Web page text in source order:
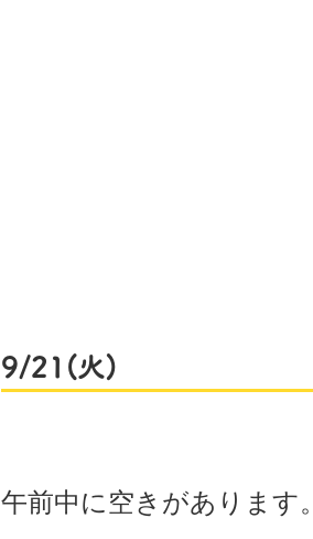
9/21(火)
午前中に空きがあります。